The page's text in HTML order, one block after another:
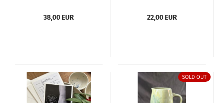
38,00 EUR 22,00 EUR
SOLD OUT